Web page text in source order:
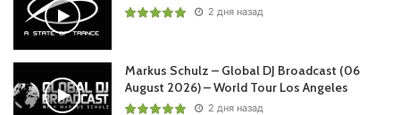
Понравился выпуск?
2 дня назад
Markus Schulz – Global DJ Broadcast (06
August 2026) – World Tour Los Angeles
2 дня назад